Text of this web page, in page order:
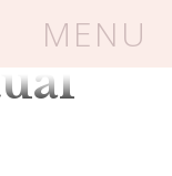
MENU